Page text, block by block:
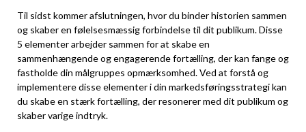
Til sidst kommer afslutningen, hvor du binder historien sammen
og skaber en følelsesmæssig forbindelse til dit publikum. Disse
5 elementer arbejder sammen for at skabe en
sammenhængende og engagerende fortælling, der kan fange og
fastholde din målgruppes opmærksomhed. Ved at forstå og
implementere disse elementer i din markedsføringsstrategi kan
du skabe en stærk fortælling, der resonerer med dit publikum og
skaber varige indtryk.